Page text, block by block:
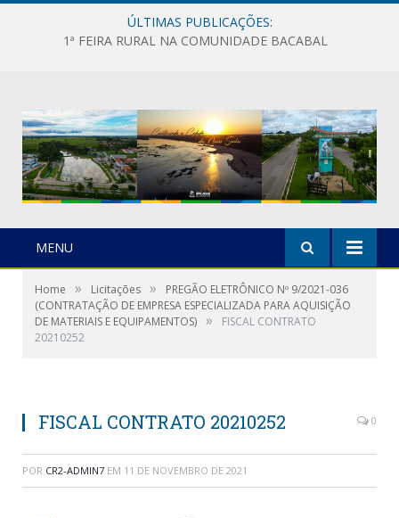
ÚLTIMAS PUBLICAÇÕES:
1ª FEIRA RURAL NA COMUNIDADE BACABAL
MENU
Home » Licitações »
PREGÃO ELETRÔNICO Nº 9/2021-036
(CONTRATAÇÃO DE EMPRESA ESPECIALIZADA PARA AQUISIÇÃO
DE MATERIAIS E EQUIPAMENTOS) »
FISCAL CONTRATO
20210252
FISCAL CONTRATO 20210252 0
POR CR2-ADMIN7 EM 11 DE NOVEMBRO DE 2021